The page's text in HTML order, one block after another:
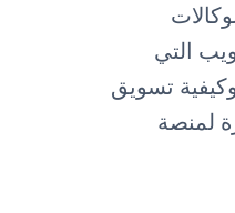
التي
تسويق
لمنصة